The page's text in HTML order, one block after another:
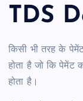
TDS
किसी भी तरह के
होता है जो कि पेमेंट
होता है।